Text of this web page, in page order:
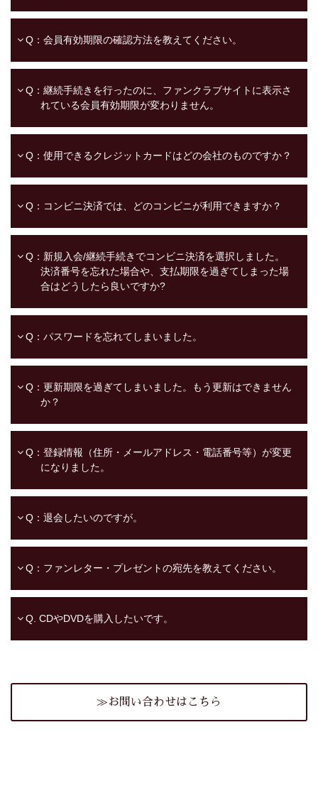
Q：会員有効期限の確認方法を教えてください。
Q：継続手続きを行ったのに、ファンクラブサイトに表示さ
れている会員有効期限が変わりません。
Q：使用できるクレジットカードはどの会社のものですか？
Q：コンビニ決済では、どのコンビニが利用できますか？
Q：新規入会/継続手続きでコンビニ決済を選択しました。
決済番号を忘れた場合や、支払期限を過ぎてしまった場
合はどうしたら良いですか?
Q：パスワードを忘れてしまいました。
Q：更新期限を過ぎてしまいました。もう更新はできません
か？
Q：登録情報（住所・メールアドレス・電話番号等）が変更
になりました。
Q：退会したいのですが。
Q：ファンレター・プレゼントの宛先を教えてください。
Q. CDやDVDを購入したいです。
≫お問い合わせはこちら